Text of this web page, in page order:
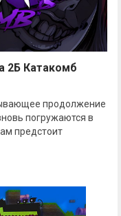
2Б Катакомб
продолжение
погружаются в
предстоит